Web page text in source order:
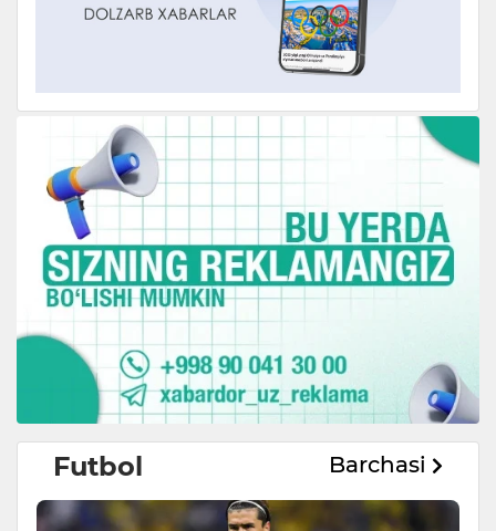
Futbol Barchasi